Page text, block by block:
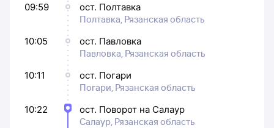
09:59
ост. Полтавка
Полтавка, Рязанская область
10:05
ост. Павловка
Павловка, Рязанская область
10:11
ост. Погари
Погари, Рязанская область
10:22
ост. Поворот на Салаур
Салаур, Рязанская область